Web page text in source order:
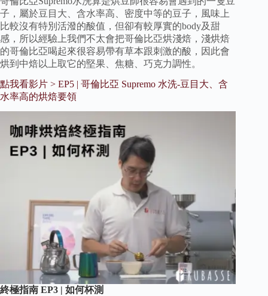
子，屬於豆目大、含水率高、密度中等的豆子，風味上
比較沒有特別活潑的酸值，但卻有較厚實的body及甜
感，所以經驗上我們不太會把哥倫比亞烘淺焙，淺烘焙
的哥倫比亞喝起來很容易帶有草本跟刺激的酸，因此會
烘到中焙以上取它的堅果、焦糖、巧克力調性。
點我看影片 > EP5 | 哥倫比亞 Supremo 水洗-豆目大、含
水率高的烘焙要領
終極指南 EP3 | 如何杯測